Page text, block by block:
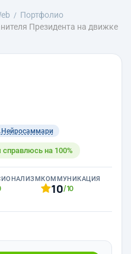
Портфолио
Президента на движке
Нейросаммари
справлюсь на 100%
КОММУНИКАЦИЯ
10/10